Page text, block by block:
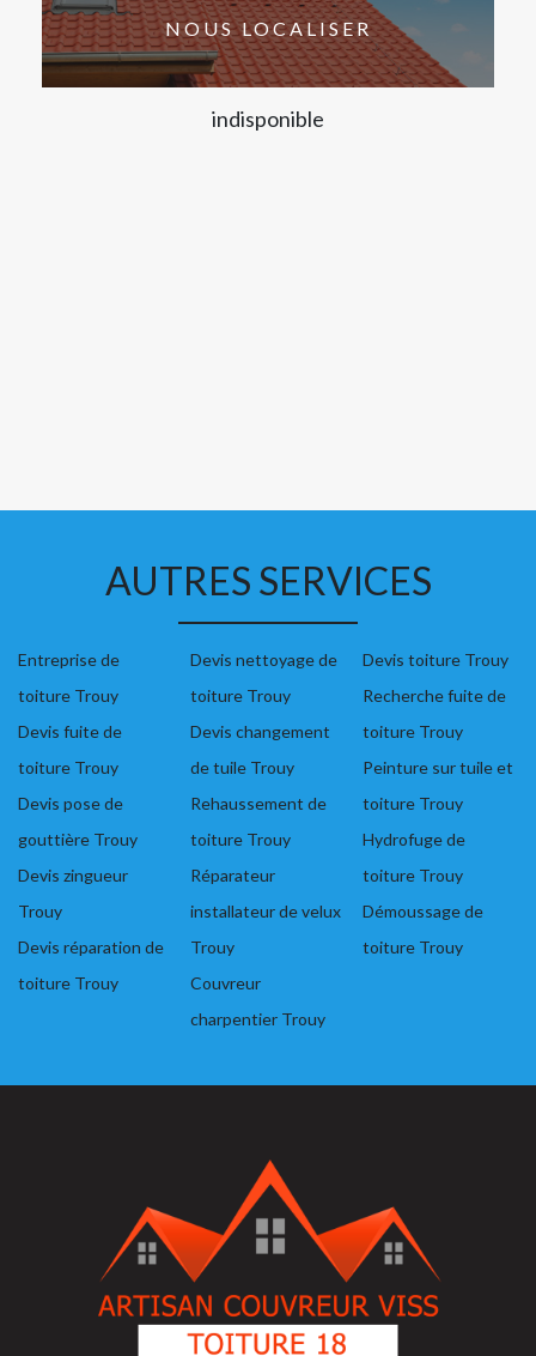
NOUS LOCALISER
indisponible
AUTRES SERVICES
Entreprise de
toiture Trouy
Devis fuite de
toiture Trouy
Devis pose de
gouttière Trouy
Devis zingueur
Trouy
Devis réparation de
toiture Trouy
Devis nettoyage de
toiture Trouy
Devis changement
de tuile Trouy
Rehaussement de
toiture Trouy
Réparateur
installateur de velux
Trouy
Couvreur
charpentier Trouy
Devis toiture Trouy
Recherche fuite de
toiture Trouy
Peinture sur tuile et
toiture Trouy
Hydrofuge de
toiture Trouy
Démoussage de
toiture Trouy